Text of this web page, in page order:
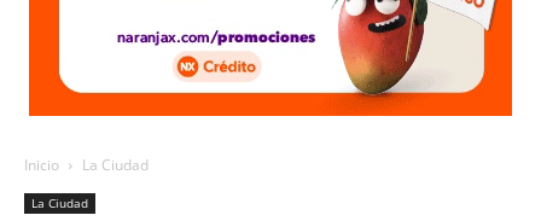
Inicio La Ciudad
La Ciudad